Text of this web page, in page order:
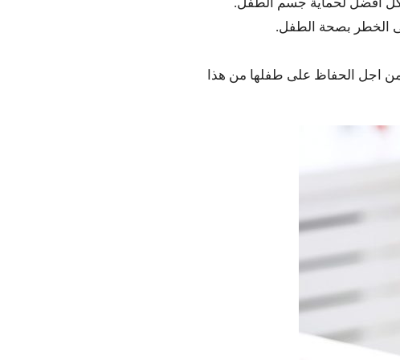
الخطر بصحة الطفل.
اجل الحفاظ على طفلها من هذا